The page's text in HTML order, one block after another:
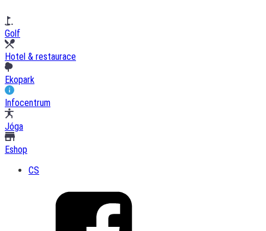
Golf
Hotel & restaurace
Ekopark
Infocentrum
Jóga
Eshop
CS